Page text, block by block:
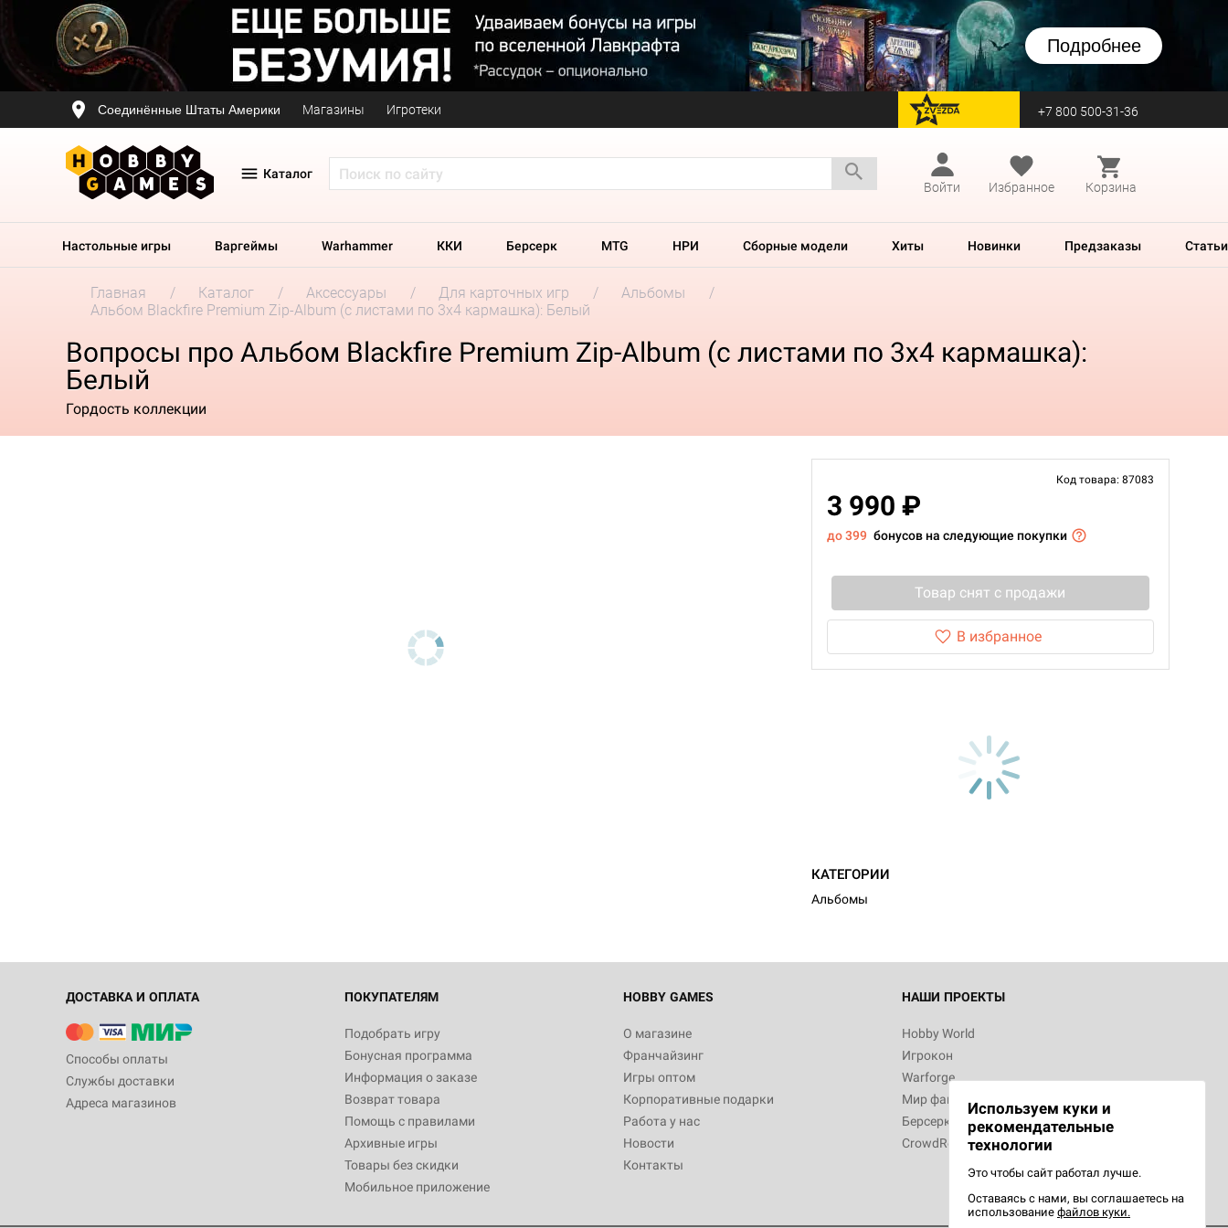
Подробнее
Соединённые Штаты Америки Магазины Игротеки перейти на Zvezda +7 800 500-31-36
Каталог
Войти
Избранное Корзина
Настольные игры Варгеймы Warhammer ККИ Берсерк MTG НРИ Сборные модели Хиты Новинки Предзаказы Статьи
Главная Каталог Аксессуары Для карточных игр
Альбомы
Альбом Blackfire Premium Zip-Album (с листами по 3х4 кармашка): Белый
Вопросы про Альбом Blackfire Premium Zip-Album (с листами по 3х4 кармашка):
Белый
Гордость коллекции
Код товара: 87083
3 990 ₽
до 399 бонусов на следующие покупки
Товар снят с продажи
В избранное
КАТЕГОРИИ
Альбомы
ДОСТАВКА И ОПЛАТА
Способы оплаты
Службы доставки
Адреса магазинов
ПОКУПАТЕЛЯМ
Подобрать игру
Бонусная программа
Информация о заказе
Возврат товара
Помощь с правилами
Архивные игры
Товары без скидки
Мобильное приложение
HOBBY GAMES
О магазине
Франчайзинг
Игры оптом
Корпоративные подарки
Работа у нас
Новости
Контакты
НАШИ ПРОЕКТЫ
Hobby World
Игрокон
Warforge
Мир фантастики
Берсерк
CrowdRepublic
Используем куки и
рекомендательные
технологии
Это чтобы сайт работал лучше.
Оставаясь с нами, вы соглашаетесь на
использование файлов куки.